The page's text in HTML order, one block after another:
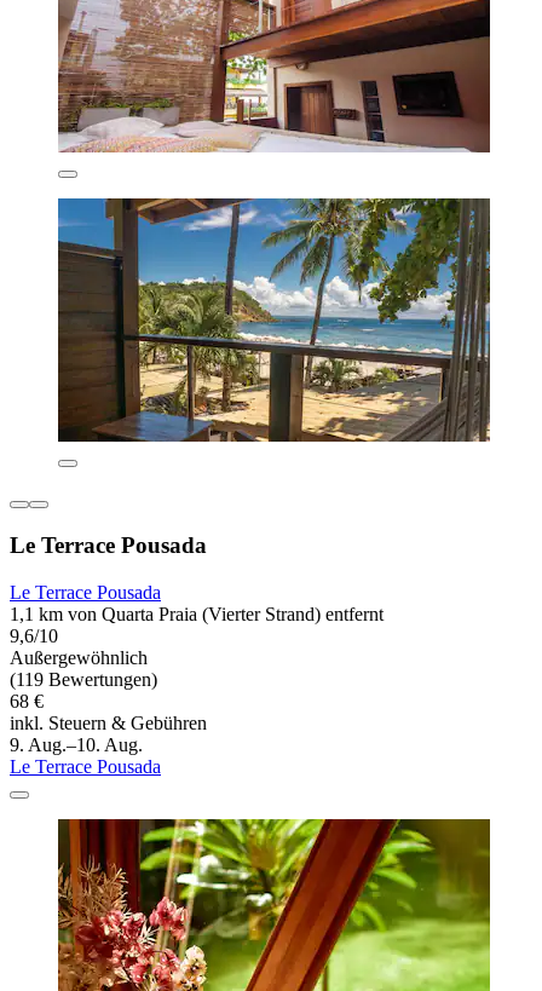
Le Terrace Pousada
Le Terrace Pousada
1,1 km von Quarta Praia (Vierter Strand) entfernt
9,6/10
Außergewöhnlich
(119 Bewertungen)
68 €
inkl. Steuern & Gebühren
9. Aug.–10. Aug.
Le Terrace Pousada